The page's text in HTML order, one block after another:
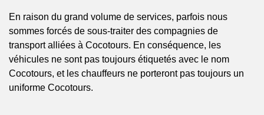
En raison du grand volume de services, parfois nous
sommes forcés de sous-traiter des compagnies de
transport alliées à Cocotours. En conséquence, les
véhicules ne sont pas toujours étiquetés avec le nom
Cocotours, et les chauffeurs ne porteront pas toujours un
uniforme Cocotours.